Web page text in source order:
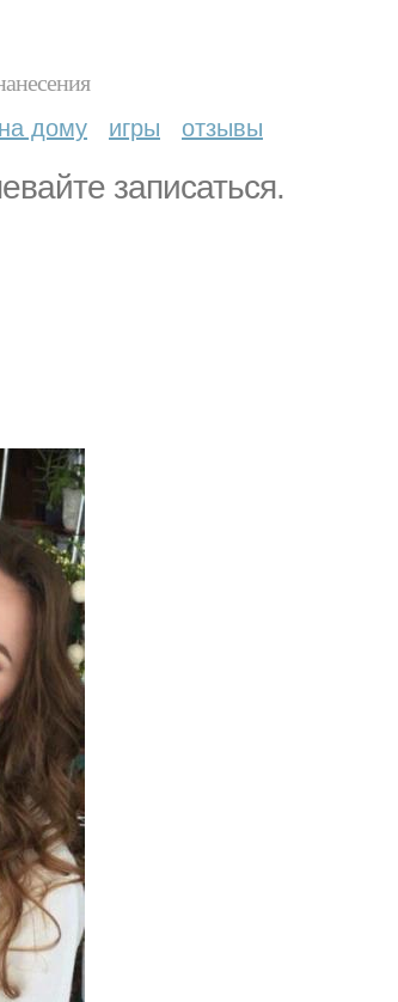
дому игры отзывы
записаться.